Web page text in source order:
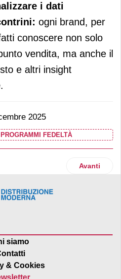
i dati
ogni brand, per
conoscere non solo
vendita, ma anche il
e altri insight
2025
PROGRAMMI FEDELTÀ
arriva “I’mXfetti” il
Articolo
Avanti
siamo
& Cookies